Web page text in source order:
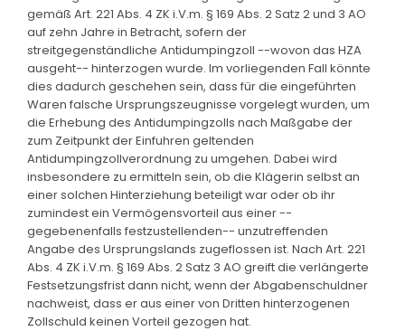
gemäß Art. 221 Abs. 4 ZK i.V.m. § 169 Abs. 2 Satz 2 und 3 AO
auf zehn Jahre in Betracht, sofern der
streitgegenständliche Antidumpingzoll --wovon das HZA
ausgeht-- hinterzogen wurde. Im vorliegenden Fall könnte
dies dadurch geschehen sein, dass für die eingeführten
Waren falsche Ursprungszeugnisse vorgelegt wurden, um
die Erhebung des Antidumpingzolls nach Maßgabe der
zum Zeitpunkt der Einfuhren geltenden
Antidumpingzollverordnung zu umgehen. Dabei wird
insbesondere zu ermitteln sein, ob die Klägerin selbst an
einer solchen Hinterziehung beteiligt war oder ob ihr
zumindest ein Vermögensvorteil aus einer --
gegebenenfalls festzustellenden-- unzutreffenden
Angabe des Ursprungslands zugeflossen ist. Nach Art. 221
Abs. 4 ZK i.V.m. § 169 Abs. 2 Satz 3 AO greift die verlängerte
Festsetzungsfrist dann nicht, wenn der Abgabenschuldner
nachweist, dass er aus einer von Dritten hinterzogenen
Zollschuld keinen Vorteil gezogen hat.